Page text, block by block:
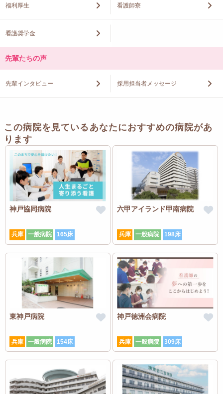
福利厚生 看護師寮
看護奨学金
先輩たちの声
先輩インタビュー 採用担当者メッセージ
この病院を見ているあなたにおすすめの病院があ
ります
神戸協同病院
兵庫 一般病院 165床
六甲アイランド甲南病院
兵庫 一般病院 198床
東神戸病院
兵庫 一般病院 154床
神戸徳洲会病院
兵庫 一般病院 309床